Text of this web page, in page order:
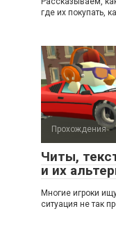
где их покупать,
Прохождения
Читы,
и их
Многие игроки
ситуация не так